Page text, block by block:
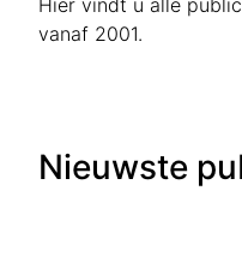
Hier vindt u alle
vanaf 2001.
Nieuwste